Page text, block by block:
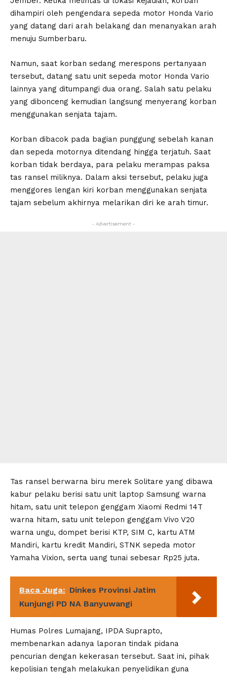
dihampiri oleh pengendara sepeda motor Honda Vario
yang datang dari arah belakang dan menanyakan arah
menuju Sumberbaru.
Namun, saat korban sedang merespons pertanyaan
tersebut, datang satu unit sepeda motor Honda Vario
lainnya yang ditumpangi dua orang. Salah satu pelaku
yang dibonceng kemudian langsung menyerang korban
menggunakan senjata tajam.
Korban dibacok pada bagian punggung sebelah kanan
dan sepeda motornya ditendang hingga terjatuh. Saat
korban tidak berdaya, para pelaku merampas paksa
tas ransel miliknya. Dalam aksi tersebut, pelaku juga
menggores lengan kiri korban menggunakan senjata
tajam sebelum akhirnya melarikan diri ke arah timur.
- Advertisement -
Tas ransel berwarna biru merek Solitare yang dibawa
kabur pelaku berisi satu unit laptop Samsung warna
hitam, satu unit telepon genggam Xiaomi Redmi 14T
warna hitam, satu unit telepon genggam Vivo V20
warna ungu, dompet berisi KTP, SIM C, kartu ATM
Mandiri, kartu kredit Mandiri, STNK sepeda motor
Yamaha Vixion, serta uang tunai sebesar Rp25 juta.
Baca Juga: Dinkes Provinsi Jatim
Kunjungi PD NA Banyuwangi
Humas Polres Lumajang, IPDA Suprapto,
membenarkan adanya laporan tindak pidana
pencurian dengan kekerasan tersebut. Saat ini, pihak
kepolisian tengah melakukan penyelidikan guna